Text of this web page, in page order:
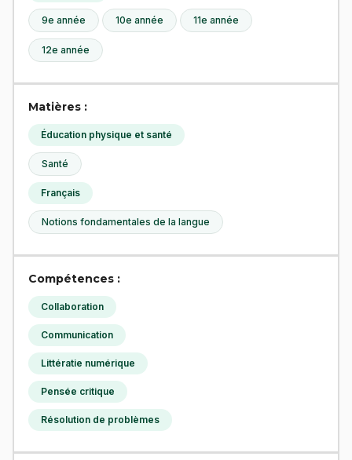
9e année 10e année 11e année
12e année
Matières :
Éducation physique et santé
Santé
Français
Notions fondamentales de la langue
Compétences :
Collaboration
Communication
Littératie numérique
Pensée critique
Résolution de problèmes